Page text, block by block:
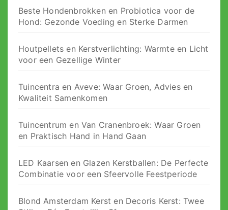
Beste Hondenbrokken en Probiotica voor de
Hond: Gezonde Voeding en Sterke Darmen
Houtpellets en Kerstverlichting: Warmte en Licht
voor een Gezellige Winter
Tuincentra en Aveve: Waar Groen, Advies en
Kwaliteit Samenkomen
Tuincentrum en Van Cranenbroek: Waar Groen
en Praktisch Hand in Hand Gaan
LED Kaarsen en Glazen Kerstballen: De Perfecte
Combinatie voor een Sfeervolle Feestperiode
Blond Amsterdam Kerst en Decoris Kerst: Twee